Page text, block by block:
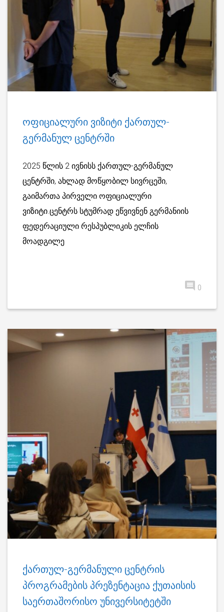
ოფიციალური ვიზიტი ქართულ-
გერმანულ ცენტრში
2025 წლის 2 ივნისს ქართულ-გერმანულ
ცენტრში, ახლად მოწყობილ სივრცეში,
გაიმართა პირველი ოფიციალური
ვიზიტი.ცენტრს სტუმრად ეწვივნენ გერმანიის
ფედერაციული რესპუბლიკის ელჩის
მოადგილე
0
ქართულ-გერმანული ცენტრის
პროგრამების პრეზენტაცია ქუთაისის
საერთაშორისო უნივერსიტეტში